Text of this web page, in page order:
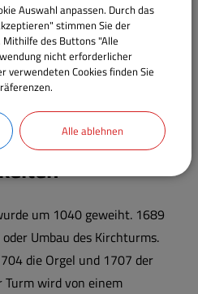
Panzers wurden getötet.
war Trommetsheim eine
wurde sie zusammen
in die
eingegliedert.
um 1040 geweiht. 1689
Umbau des Kirchturms.
die Orgel und 1707 der
wird von einem
Auswahl anpassen. Durch das
stimmen Sie der
des Buttons "Alle
nicht erforderlicher
verwendeten Cookies finden Sie
Alle ablehnen